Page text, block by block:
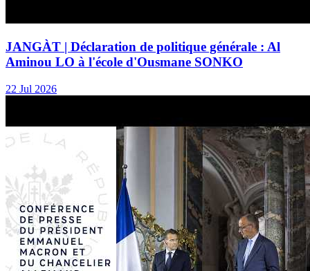
JANGÀT | Déclaration de politique générale : Al
Aminou LO à l'école d'Ousmane SONKO
22 Jul 2026